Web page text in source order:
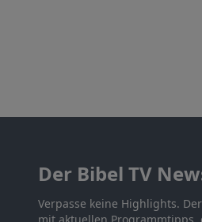
Der Bibel TV
Verpasse keine Highlights.